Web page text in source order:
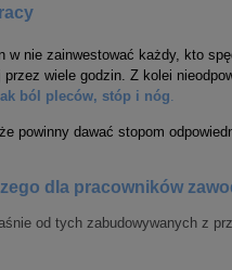
w nie zainwestować każdy, kto
wiele godzin. Z kolei
ból pleców, stóp i nóg.
powinny dawać stopom
dla pracowników
od tych zabudowywanych z